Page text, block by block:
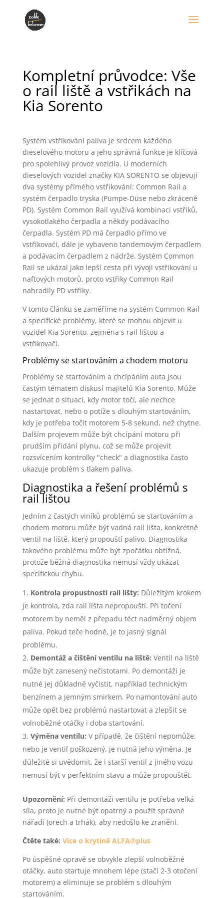
Kompletní průvodce: Vše
o rail liště a vstřikách na
Kia Sorento
Systém vstřikování paliva je srdcem každého
dieselového motoru a jeho správná funkce je klíčová
pro spolehlivý provoz vozidla. U moderních
dieselových vozidel značky KIA SORENTO se objevují
dva systémy přímého vstřikování: Common Rail a
systém čerpadlo tryska (Pumpe-Düse nebo zkráceně
PD). Systém Common Rail využívá kombinaci vstřiků,
vysokotlakého čerpadla a někdy podávacího
čerpadla. Systém PD má čerpadlo přímo ve
vstřikovači, dále je vybaveno tandemovým čerpadlem
a podávacím čerpadlem z nádrže. Systém Common
Rail se ukázal jako lepší cesta při vývoji vstřikování u
naftových motorů, proto vstřiky Common Rail
nahradily PD vstřiky.
V tomto článku se zaměříme na systém Common Rail
a specifické problémy, které se mohou objevit u
vozidel Kia Sorento, zejména s rail lištou a
vstřikovači.
Problémy se startováním a chodem motoru
Problémy se startováním a chcípáním auta jsou
častým tématem diskusí majitelů Kia Sorento. Může
se jednat o situaci, kdy motor točí, ale nechce
nastartovat, nebo o potíže s dlouhým startováním,
kdy je potřeba točit motorem 5-8 sekund, než chytne.
Dalším projevem může být chcípání motoru při
prudším přidání plynu, což se může projevit
rozsvícením kontrolky "check" a diagnostika často
ukazuje problém s tlakem paliva.
Diagnostika a řešení problémů s
rail lištou
Jedním z častých viníků problémů se startováním a
chodem motoru může být vadná rail lišta, konkrétně
ventil na liště, který propouští palivo. Diagnostika
takového problému může být zpočátku obtížná,
protože běžná diagnostika nemusí vždy ukázat
specifickou chybu.
Kontrola propustnosti rail lišty: Důležitým krokem
je kontrola, zda rail lišta nepropouští. Při točení
motorem by neměl z přepadu téct nadměrný objem
paliva. Pokud teče hodně, je to jasný signál
problému.
Demontáž a čištění ventilu na liště: Ventil na liště
může být zanesený nečistotami. Po demontáži je
nutné jej důkladně vyčistit, například technickým
benzínem a jemným smirkem. Po namontování auto
může opět bez problémů nastartovat a zlepšit se
volnoběžné otáčky i doba startování.
Výměna ventilu: V případě, že čištění nepomůže,
nebo je ventil poškozený, je nutná jeho výměna. Je
důležité si uvědomit, že i starší ventil z jiného vozu
nemusí být v perfektním stavu a může propouštět.
Upozornění: Při demontáži ventilu je potřeba velká
síla, proto je nutné být opatrný a použít správné
nářadí (orech a trhák), aby nedošlo ke zranění.
Čtěte také: Více o krytině ALFA®plus
Po úspěšné opravě se obvykle zlepší volnoběžné
otáčky, auto startuje mnohem lépe (stačí 2-3 otočení
motorem) a eliminuje se problém s dlouhým
startováním.